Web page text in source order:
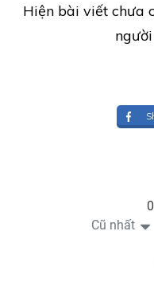
Hiện bài viết chưa
Cũ nhất